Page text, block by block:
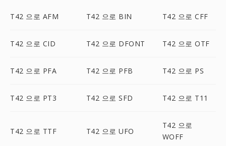
T42 으로 AFM T42 으로 BIN T42 으로 CFF
T42 으로 CID T42 으로 DFONT T42 으로 OTF
T42 으로 PFA T42 으로 PFB T42 으로 PS
T42 으로 PT3 T42 으로 SFD T42 으로 T11
T42 으로 TTF T42 으로 UFO
T42 으로
WOFF